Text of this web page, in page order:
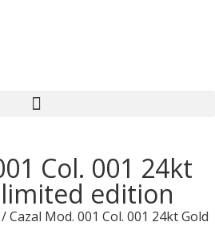
Col. 001 24kt
edition
/ Cazal Mod. 001 Col. 001 24kt Gold